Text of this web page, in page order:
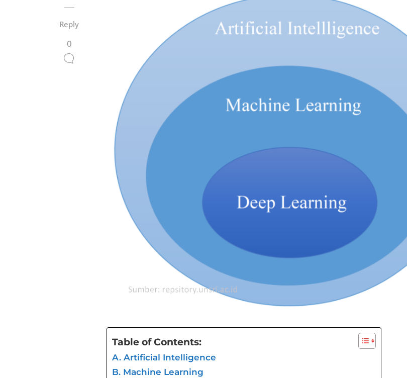
Reply
0
Table of Contents:
A. Artificial Intelligence
B. Machine Learning